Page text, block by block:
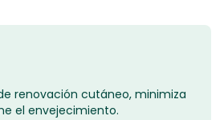
renovación cutáneo, minimiza
el envejecimiento.